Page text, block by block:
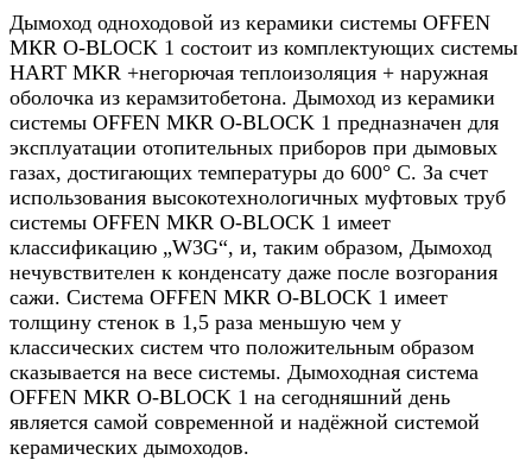
Дымоход одноходовой из керамики системы OFFEN
МКR O-BLOCK 1 состоит из комплектующих системы
HART MKR +негорючая теплоизоляция + наружная
оболочка из керамзитобетона. Дымоход из керамики
системы OFFEN МКR O-BLOCK 1 предназначен для
эксплуатации отопительных приборов при дымовых
газах, достигающих температуры до 600° C. За счет
использования высокотехнологичных муфтовых труб
системы OFFEN МКR O-BLOCK 1 имеет
классификацию „W3G“, и, таким образом, Дымоход
нечувствителен к конденсату даже после возгорания
сажи. Система OFFEN МКR O-BLOCK 1 имеет
толщину стенок в 1,5 раза меньшую чем у
классических систем что положительным образом
сказывается на весе системы. Дымоходная система
OFFEN МКR O-BLOCK 1 на сегодняшний день
является самой современной и надёжной системой
керамических дымоходов.